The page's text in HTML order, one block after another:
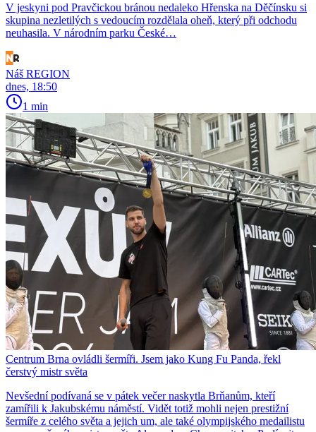
V jeskyni pod Pravčickou bránou nedaleko Hřenska na Děčínsku si
skupina nezletilých s vedoucím rozdělala oheň, který při odchodu
neuhasila. V národním parku České…
Náš REGION
dnes, 18:50
1 min
Centrum Brna ovládli šermíři. Jsem jako Kung Fu Panda, řekl
čerstvý mistr světa
Nevšední podívaná se v pátek večer naskytla Brňanům, kteří
zamířili k Jakubskému náměstí. Vidět totiž mohli nejen prestižní
šermíře z celého světa a jejich um, ale také olympijského medailistu